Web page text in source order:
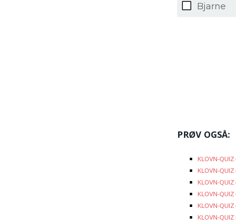
Bjarne
PRØV OGSÅ:
KLOVN-
KLOVN-
KLOVN-
KLOVN-
KLOVN-
KLOVN-